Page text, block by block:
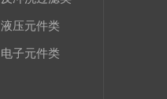
液压元件类
电子元件类